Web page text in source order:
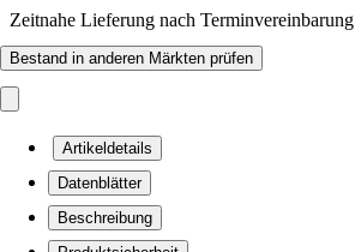
Zeitnahe Lieferung nach Terminvereinbarung
Bestand in anderen Märkten prüfen
Artikeldetails
Datenblätter
Beschreibung